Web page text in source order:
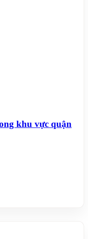
khu vực quận